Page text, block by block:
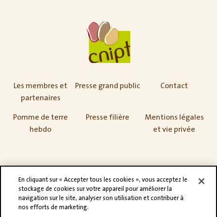
Les membres et
partenaires
Presse grand public Contact
Pomme de terre
hebdo
Presse filière
Mentions légales
et vie privée
En cliquant sur « Accepter tous les cookies », vous acceptez le
stockage de cookies sur votre appareil pour améliorer la
navigation sur le site, analyser son utilisation et contribuer à
nos efforts de marketing.